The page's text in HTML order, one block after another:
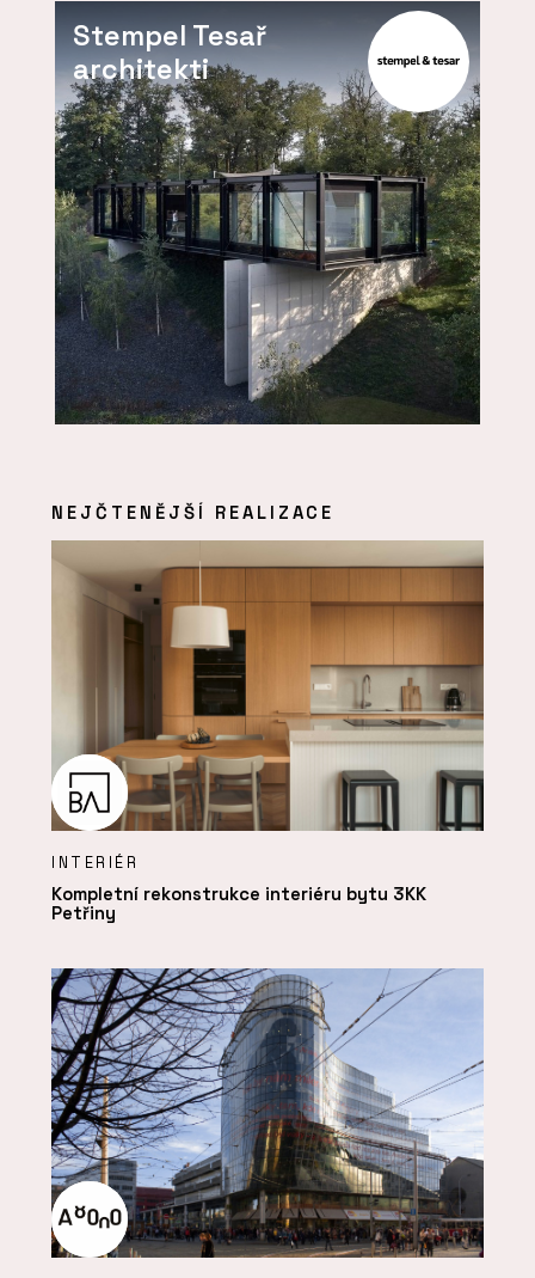
Stempel Tesař
architekti
NEJČTENĚJŠÍ REALIZACE
INTERIÉR
Kompletní rekonstrukce interiéru bytu 3KK
Petřiny